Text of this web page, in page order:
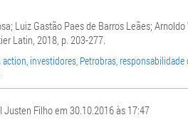
Luiz Gastão Paes de Barros Leães;
Latin, 2018, p. 203-277.
action, investidores, Petrobras, responsabilidade
Filho em 30.10.2016 às 17:47